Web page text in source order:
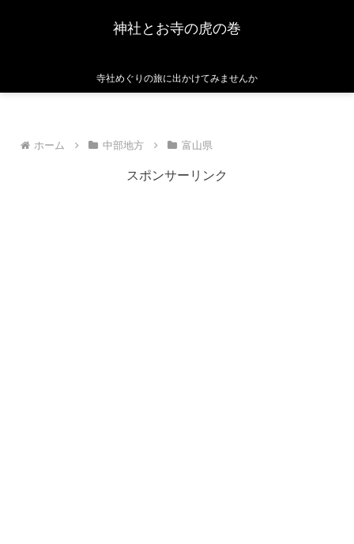
神社とお寺の虎の巻
寺社めぐりの旅に出かけてみませんか
ホーム 中部地方 富山県
スポンサーリンク